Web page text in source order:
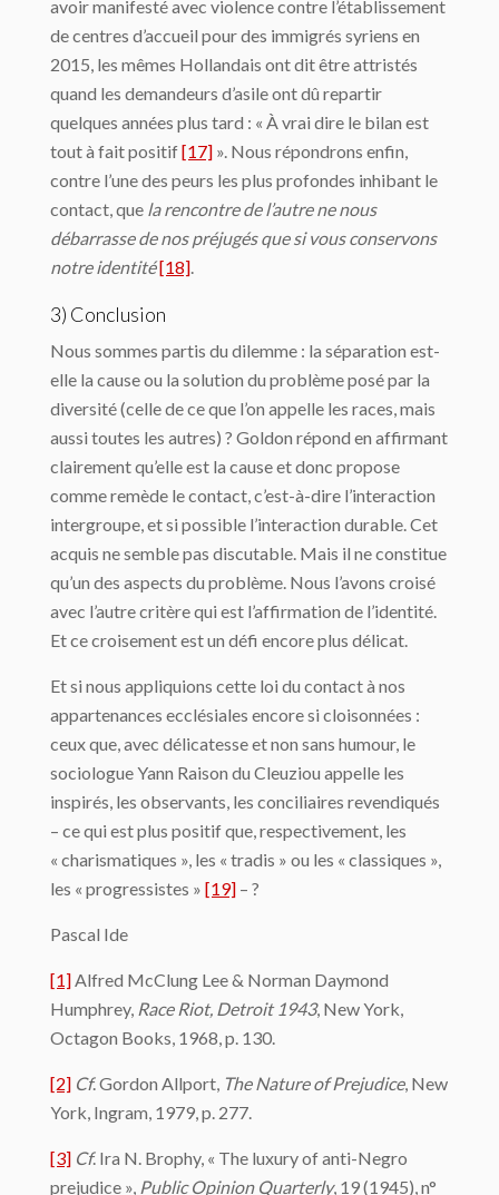
avoir manifesté avec violence contre l’établissement
de centres d’accueil pour des immigrés syriens en
2015, les mêmes Hollandais ont dit être attristés
quand les demandeurs d’asile ont dû repartir
quelques années plus tard : « À vrai dire le bilan est
tout à fait positif[17] ». Nous répondrons enfin,
contre l’une des peurs les plus profondes inhibant le
contact, que la rencontre de l’autre ne nous
débarrasse de nos préjugés que si vous conservons
notre identité[18]
3) Conclusion
Nous sommes partis du dilemme : la séparation est-
elle la cause ou la solution du problème posé par la
diversité (celle de ce que l’on appelle les races, mais
aussi toutes les autres) ? Goldon répond en affirmant
clairement qu’elle est la cause et donc propose
comme remède le contact, c’est-à-dire l’interaction
intergroupe, et si possible l’interaction durable. Cet
acquis ne semble pas discutable. Mais il ne constitue
qu’un des aspects du problème. Nous l’avons croisé
avec l’autre critère qui est l’affirmation de l’identité.
Et ce croisement est un défi encore plus délicat.
Et si nous appliquions cette loi du contact à nos
appartenances ecclésiales encore si cloisonnées :
ceux que, avec délicatesse et non sans humour, le
sociologue Yann Raison du Cleuziou appelle les
inspirés, les observants, les conciliaires revendiqués
– ce qui est plus positif que, respectivement, les
« charismatiques », les « tradis » ou les « classiques »,
les « progressistes » [19] – ?
Pascal Ide
[1] Alfred McClung Lee & Norman Daymond
Humphrey, Race Riot, Detroit 1943, New York,
Octagon Books, 1968, p. 130.
[2] Cf. Gordon Allport, The Nature of Prejudice, New
York, Ingram, 1979, p. 277.
[3] Cf. Ira N. Brophy, « The luxury of anti-Negro
prejudice », Public Opinion Quarterly, 19 (1945), n°